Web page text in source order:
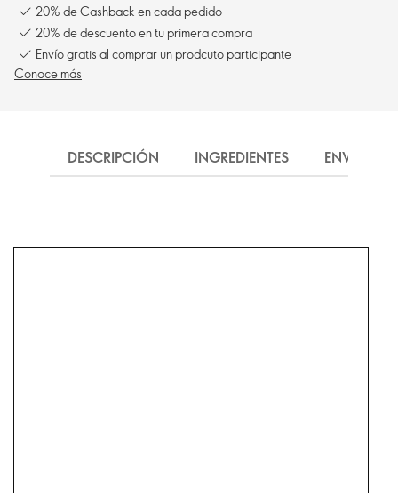
20% de Cashback en cada pedido
20% de descuento en tu primera compra
Envío gratis al comprar un prodcuto participante
Conoce más
DESCRIPCIÓN INGREDIENTES ENVÍO